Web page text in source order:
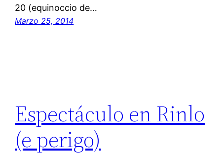
20 (equinoccio de…
Marzo 25, 2014
Espectáculo en Rinlo
(e perigo)